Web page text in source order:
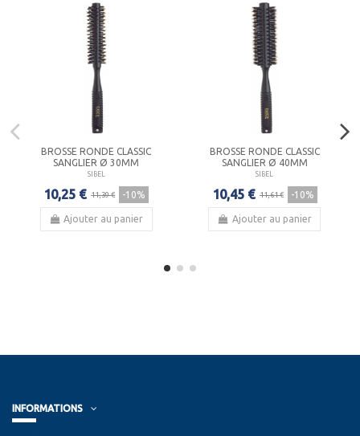
BROSSE RONDE CLASSIC
SANGLIER Ø 30MM
SIBEL
10,25 € 11,39 € -10%
Ajouter au panier
BROSSE RONDE CLASSIC
SANGLIER Ø 40MM
SIBEL
10,45 € 11,61 € -10%
Ajouter au panier
INFORMATIONS